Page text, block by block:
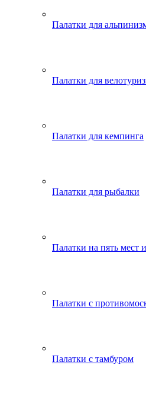
Палатки для
Палатки для
Палатки для кемпинга
Палатки для рыбалки
Палатки на пять мест
Палатки с
Палатки с тамбуром